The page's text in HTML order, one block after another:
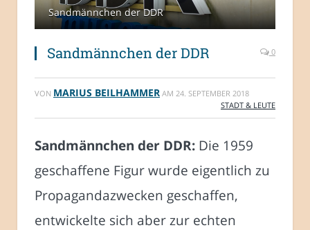
Sandmännchen der DDR
Sandmännchen der DDR 0
VON MARIUS BEILHAMMER AM 24. SEPTEMBER 2018
STADT & LEUTE
Sandmännchen der DDR: Die 1959
geschaffene Figur wurde eigentlich zu
Propagandazwecken geschaffen,
entwickelte sich aber zur echten